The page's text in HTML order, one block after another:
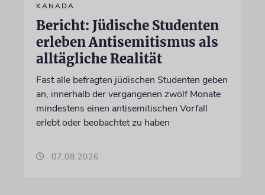
KANADA
Bericht: Jüdische Studenten
erleben Antisemitismus als
alltägliche Realität
Fast alle befragten jüdischen Studenten geben
an, innerhalb der vergangenen zwölf Monate
mindestens einen antisemitischen Vorfall
erlebt oder beobachtet zu haben
07.08.2026